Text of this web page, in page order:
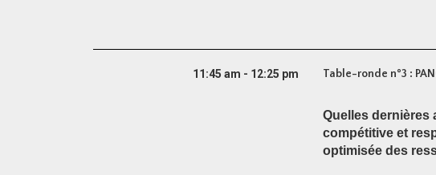
11:45 am - 12:25 pm Table-ronde n°3 :
Quelles dernières
compétitive et
optimisée des